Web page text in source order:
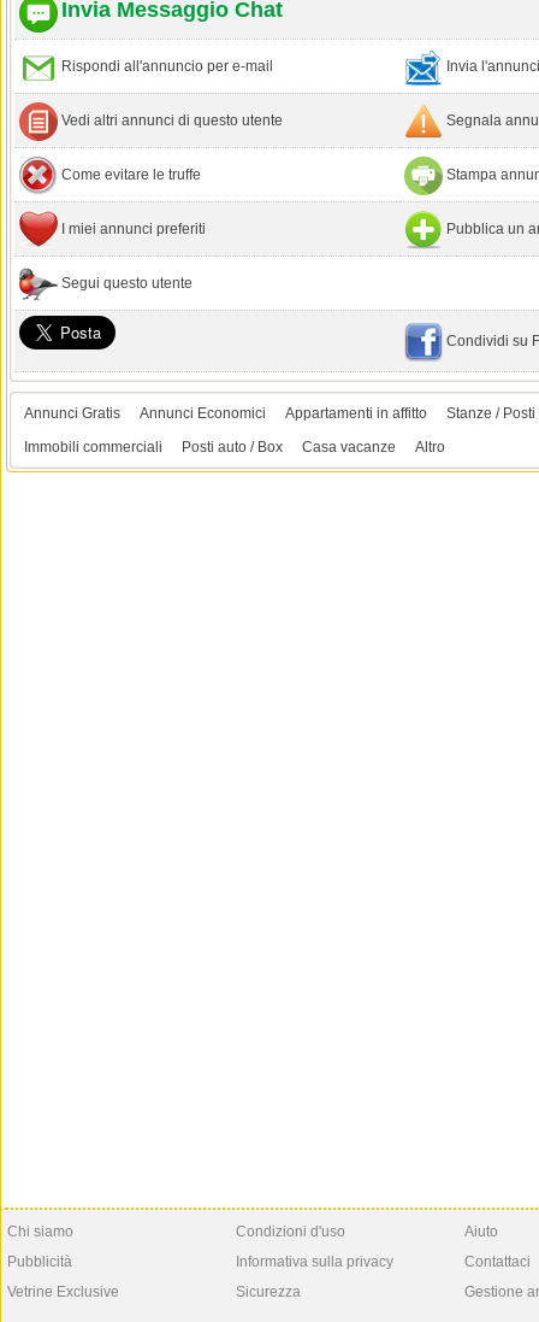
Invia Messaggio Chat
Rispondi all'annuncio per e-mail Invia
Vedi altri annunci di questo utente Segnala
Come evitare le truffe Stampa
I miei annunci preferiti Pubblica un
Segui questo utente
Condividi su
Annunci Gratis Annunci Economici Appartamenti in affitto
Stanze / Posti
Immobili commerciali
Posti auto / Box Casa vacanze Altro
Chi siamo
Pubblicità
Vetrine Exclusive
Condizioni d'uso
Informativa sulla privacy
Sicurezza
Aiuto
Contattaci
Gestione